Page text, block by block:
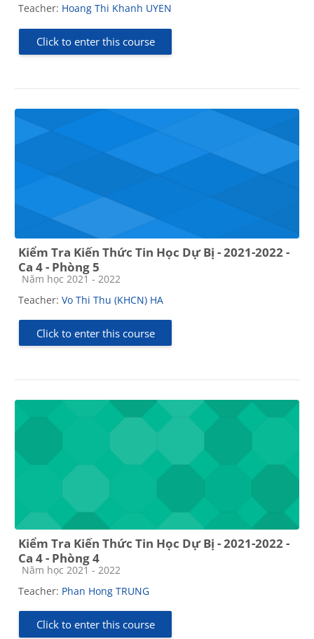
Teacher: Hoang Thi Khanh UYEN
Click to enter this course
Kiểm Tra Kiến Thức Tin Học Dự Bị - 2021-2022 -
Ca 4 - Phòng 5
Course category
Năm học 2021 - 2022
Teacher: Vo Thi Thu (KHCN) HA
Click to enter this course
Kiểm Tra Kiến Thức Tin Học Dự Bị - 2021-2022 -
Ca 4 - Phòng 4
Course category
Năm học 2021 - 2022
Teacher: Phan Hong TRUNG
Click to enter this course